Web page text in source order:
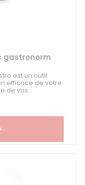
gastronorm
est un outil
efficace de votre
de vos...